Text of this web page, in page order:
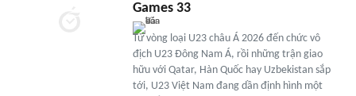
Games 33
Từ vòng loại U23 châu Á 2026 đến chức vô
địch U23 Đông Nam Á, rồi những trận giao
hữu với Qatar, Hàn Quốc hay Uzbekistan sắp
tới, U23 Việt Nam đang dần định hình một